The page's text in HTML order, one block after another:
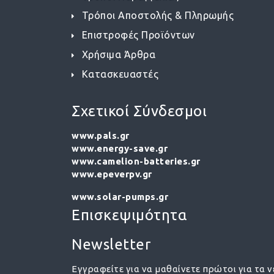
Τρόποι Αποστολής & Πληρωμής
Επιστροφές Προϊόντων
Χρήσιμα Άρθρα
Κατασκευαστές
Σχετικοί Σύνδεσμοι
www.pals.gr
www.energy-save.gr
www.camelion-batteries.gr
www.epeverpv.gr
www.solar-pumps.gr
Επισκεψιμότητα
Newsletter
Εγγραφείτε για να μαθαίνετε πρώτοι για τα